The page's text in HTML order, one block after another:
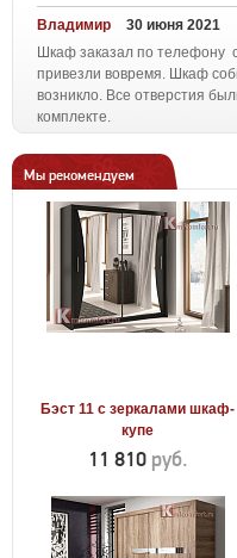
Владимир
30 июня 2021
Шкаф заказал по телефону
привезли вовремя. Шкаф
возникло. Все отверстия
комплекте.
Мы рекомендуем
Бэст 11 с зеркалами шкаф-
купе
11 810 руб.